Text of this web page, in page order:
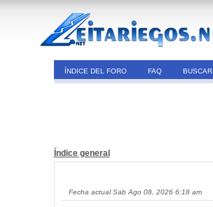
ÍNDICE DEL FORO FAQ BUSCAR
Índice general
Fecha actual Sab Ago 08, 2026 6:18 am